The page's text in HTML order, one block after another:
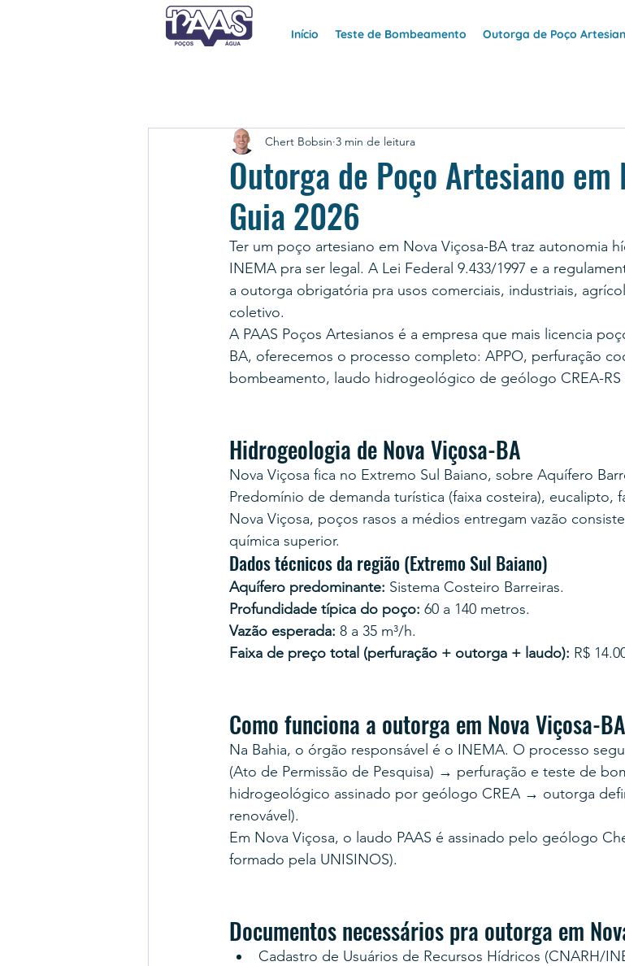
Início Teste de Bombeamento Outorga de Poço
Outorga de Poço Artesiano em
Guia 2026
Chert Bobsin 3 min de leitura
Ter um poço artesiano em Nova Viçosa-BA traz autonomia
INEMA pra ser legal. A Lei Federal 9.433/1997 e a
a outorga obrigatória pra usos comerciais, industriais,
coletivo.
A PAAS Poços Artesianos é a empresa que mais licencia
BA, oferecemos o processo completo: APPO, perfuração
bombeamento, laudo hidrogeológico de geólogo CREA-
Hidrogeologia de Nova Viçosa-BA
Nova Viçosa fica no Extremo Sul Baiano, sobre Aquífero
Predomínio de demanda turística (faixa costeira), eucalipto,
Nova Viçosa, poços rasos a médios entregam vazão
química superior.
Dados técnicos da região (Extremo Sul Baiano)
Aquífero predominante: Sistema Costeiro Barreiras.
Profundidade típica do poço: 60 a 140 metros.
Vazão esperada: 8 a 35 m³/h.
Faixa de preço total (perfuração + outorga + laudo): R$
Como funciona a outorga em Nova Viçosa-BA
Na Bahia, o órgão responsável é o INEMA. O processo
(Ato de Permissão de Pesquisa) → perfuração e teste de
hidrogeológico assinado por geólogo CREA → outorga
renovável).
Em Nova Viçosa, o laudo PAAS é assinado pelo geólogo
formado pela UNISINOS).
Documentos necessários pra outorga em
Cadastro de Usuários de Recursos Hídricos (CNARH/